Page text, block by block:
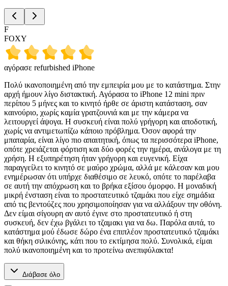
F
FOXY
αγόρασε refurbished iPhone
Πολύ ικανοποιημένη από την εμπειρία μου με το κατάστημα. Στην
αρχή ήμουν λίγο διστακτική. Αγόρασα το iPhone 12 mini πριν
περίπου 5 μήνες και το κινητό ήρθε σε άριστη κατάσταση, σαν
καινούριο, χωρίς καμία γρατζουνιά και με την κάμερα να
λειτουργεί άψογα. Η συσκευή είναι πολύ γρήγορη και αποδοτική,
χωρίς να αντιμετωπίζω κάποιο πρόβλημα. Όσον αφορά την
μπαταρία, είναι λίγο πιο απαιτητική, όπως τα περισσότερα iPhone,
οπότε χρειάζεται φόρτιση και δύο φορές την ημέρα, ανάλογα με τη
χρήση. Η εξυπηρέτηση ήταν γρήγορη και ευγενική. Είχα
παραγγείλει το κινητό σε μαύρο χρώμα, αλλά με κάλεσαν και μου
ενημέρωσαν ότι υπήρχε διαθέσιμο σε λευκό, οπότε το παρέλαβα
σε αυτή την απόχρωση και το βρήκα εξίσου όμορφο. Η μοναδική
μικρή ένσταση είναι το προστατευτικό τζαμάκι που είχε σημάδια
από τις βεντούζες που χρησιμοποίησαν για να αλλάξουν την οθόνη.
Δεν είμαι σίγουρη αν αυτό έγινε στο προστατευτικό ή στη
συσκευή, δεν έχω βγάλει το τζαμακι για να δω. Παρόλα αυτά, το
κατάστημα μού έδωσε δώρο ένα επιπλέον προστατευτικό τζαμάκι
και θήκη σιλικόνης, κάτι που το εκτίμησα πολύ. Συνολικά, είμαι
πολύ ικανοποιημένη και το προτείνω ανεπιφύλακτα!
Διάβασε όλο